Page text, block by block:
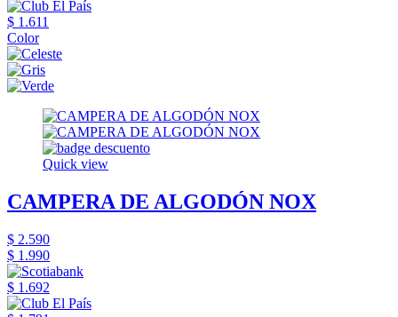
$ 1.611
Color
Quick view
CAMPERA DE ALGODÓN NOX
$ 2.590
$ 1.990
$ 1.692